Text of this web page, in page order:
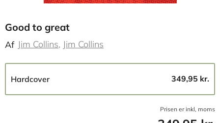
Good to great
Af Jim Collins Jim Collins
Hardcover 349,95 kr.
Prisen er inkl, moms